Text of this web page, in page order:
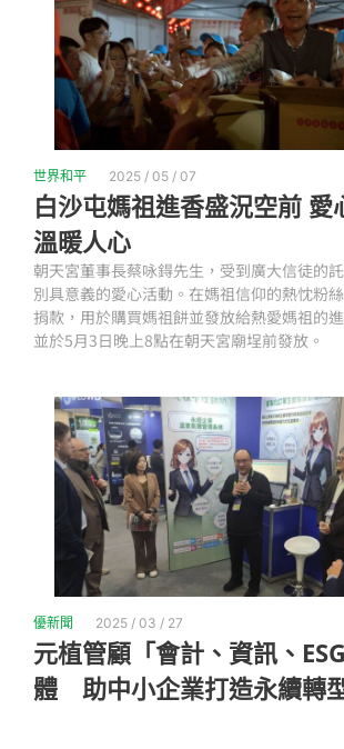
世界和平 2025 / 05 / 07
白沙屯媽祖進香盛況空前 愛
溫暖人心
朝天宮董事長蔡咏鍀先生，受到廣大信徒的
別具意義的愛心活動。在媽祖信仰的熱忱粉
捐款，用於購買媽祖餅並發放給熱愛媽祖的
並於5月3日晚上8點在朝天宮廟埕前發放。
優新聞 2025 / 03 / 27
元植管顧「會計、資訊、
體 助中小企業打造永續轉